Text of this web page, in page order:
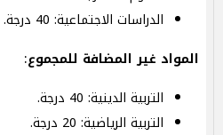
الدراسات الاجتماعية: 40 درجة.
المواد غير المضافة للمجموع:
التربية الدينية: 40 درجة.
التربية الرياضية: 20 درجة.